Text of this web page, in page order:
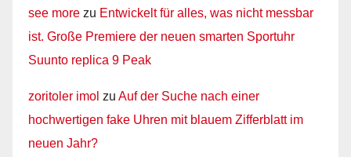
see more zu Entwickelt für alles, was nicht messbar
ist. Große Premiere der neuen smarten Sportuhr
Suunto replica 9 Peak
zoritoler imol zu Auf der Suche nach einer
hochwertigen fake Uhren mit blauem Zifferblatt im
neuen Jahr?